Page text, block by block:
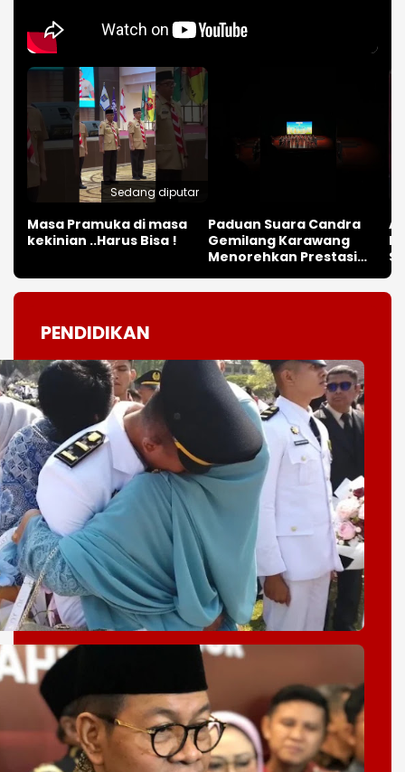
Masa Pramuka di masa
kekinian ..Harus Bisa !
Paduan Suara Candra
Gemilang Karawang
Menorehkan Prestasi
PENDIDIKAN